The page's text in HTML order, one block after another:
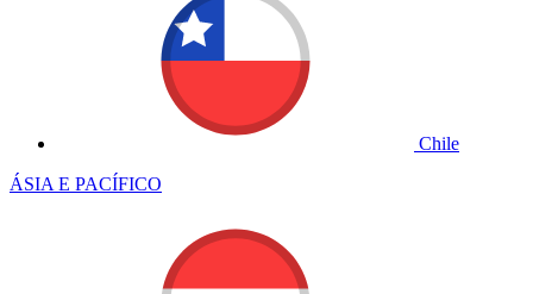
Chile
ÁSIA E PACÍFICO